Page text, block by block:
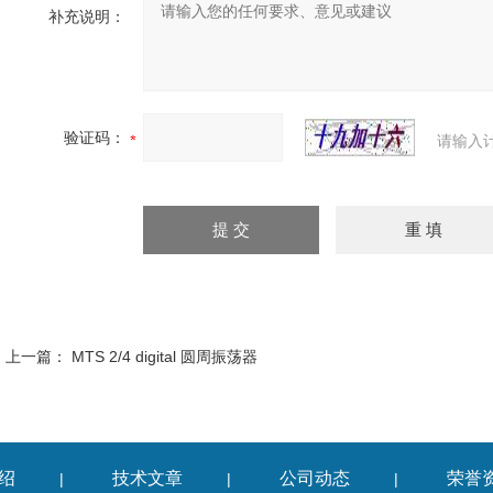
补充说明：
验证码： 请输入
上一篇： MTS 2/4 digital 圆周振荡器
| 技术文章 | 公司动态 | 荣誉